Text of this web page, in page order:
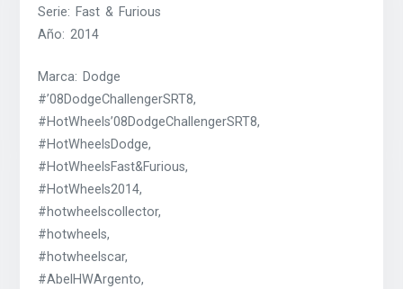
Serie: Fast & Furious
Año: 2014
Marca: Dodge
#’08DodgeChallengerSRT8,
#HotWheels’08DodgeChallengerSRT8,
#HotWheelsDodge,
#HotWheelsFast&Furious,
#HotWheels2014,
#hotwheelscollector,
#hotwheels,
#hotwheelscar,
#AbelHWArgento,